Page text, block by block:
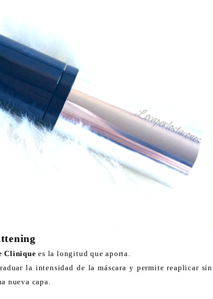
Cliniquees la longitud que aporta.
la intensidad de la máscara y permite reaplicar sin
nueva capa.